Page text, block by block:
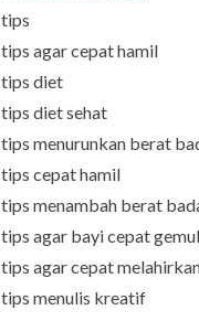
tips
tips agar cepat hamil
tips diet
tips diet sehat
tips menurunkan berat
tips cepat hamil
tips menambah berat
tips agar bayi cepat
tips agar cepat
tips menulis kreatif